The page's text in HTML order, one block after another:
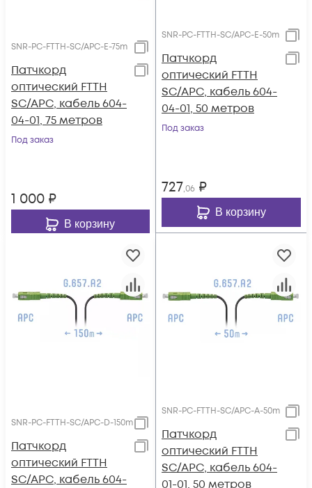
SNR-PC-FTTH-SC/APC-E-75m
Патчкорд
оптический FTTH
SC/APC, кабель 604-
04-01, 75 метров
Под заказ
1 000 ₽
В корзину
SNR-PC-FTTH-SC/APC-E-50m
Патчкорд
оптический FTTH
SC/APC, кабель 604-
04-01, 50 метров
Под заказ
727,06 ₽
В корзину
SNR-PC-FTTH-SC/APC-D-150m
Патчкорд
оптический FTTH
SC/APC, кабель 604-
SNR-PC-FTTH-SC/APC-A-50m
Патчкорд
оптический FTTH
SC/APC, кабель 604-
01-01, 50 метров